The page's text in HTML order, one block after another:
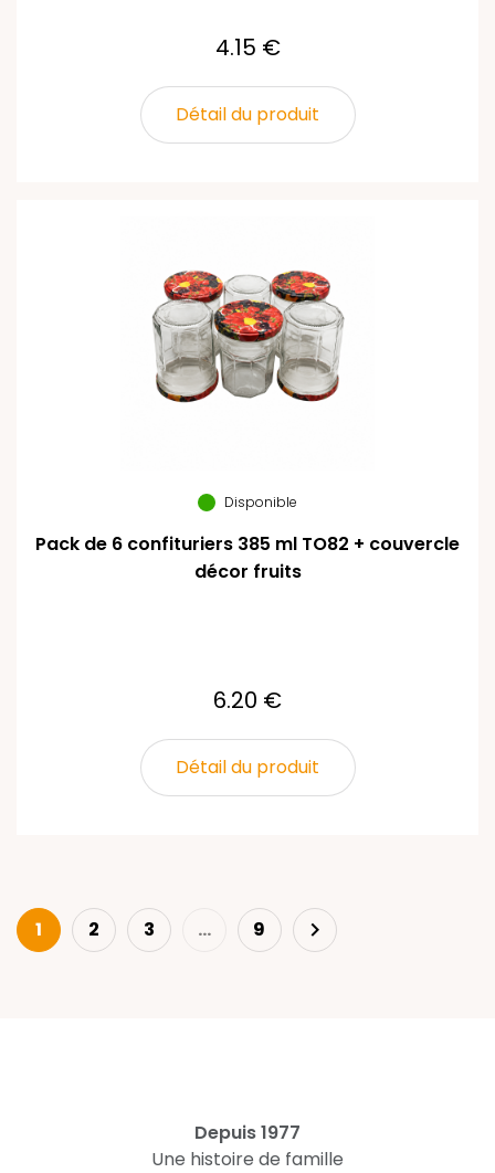
4.15 €
Détail du produit
Disponible
Pack de 6 confituriers 385 ml TO82 + couvercle
décor fruits
6.20 €
Détail du produit
1 2 3 … 9 Next

Depuis 1977
Une histoire de famille